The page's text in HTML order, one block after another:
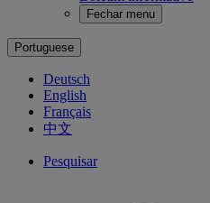
Fechar menu
Portuguese
Deutsch
English
Français
中文
Pesquisar